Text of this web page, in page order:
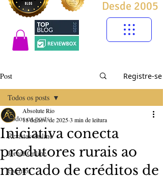
Desde 2005
Post Registre-se
Todos os posts
Revistas Online
Jornal Online
Eventos
Todos os posts
Iniciativa conecta
produtores rurais ao
mercado de créditos de
Absolute Rio
18 de nov. de 20253 min de leitura